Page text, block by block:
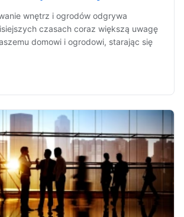
wnętrz i ogrodów odgrywa
czasach coraz większą uwagę
domowi i ogrodowi, starając się